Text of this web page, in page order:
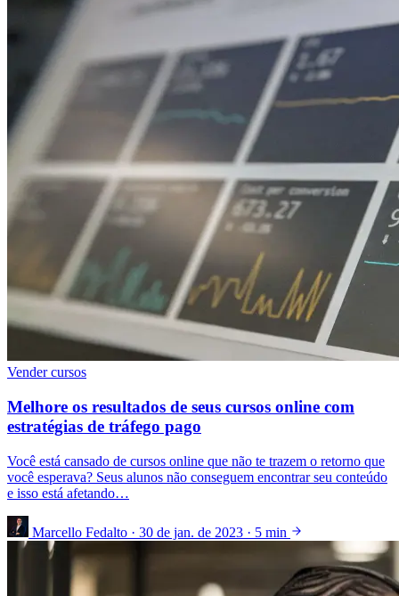
Vender cursos
Melhore os resultados de seus cursos online com
estratégias de tráfego pago
Você está cansado de cursos online que não te trazem o retorno que
você esperava? Seus alunos não conseguem encontrar seu conteúdo
e isso está afetando…
Marcello Fedalto · 30 de jan. de 2023 · 5 min